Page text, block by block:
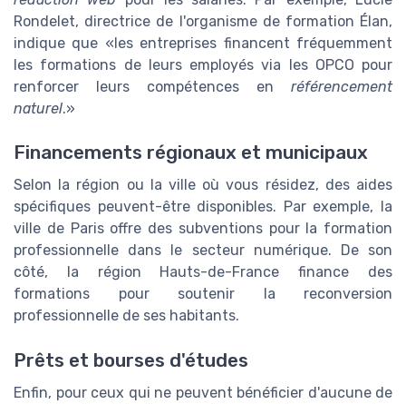
Rondelet, directrice de l'organisme de formation Élan,
indique que
les entreprises financent fréquemment
les formations de leurs employés via les OPCO pour
renforcer leurs compétences en référencement
naturel.
Financements régionaux et municipaux
Selon la région ou la ville où vous résidez, des aides
spécifiques peuvent-être disponibles. Par exemple, la
ville de Paris offre des subventions pour la formation
professionnelle dans le secteur numérique. De son
côté, la région Hauts-de-France finance des
formations pour soutenir la reconversion
professionnelle de ses habitants.
Prêts et bourses d'études
Enfin, pour ceux qui ne peuvent bénéficier d'aucune de